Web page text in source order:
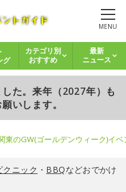
MENU
グ
カテゴリ別
おすすめ
最新
ニュース
た。来年（2027年）も
いします。
東のGW(ゴールデンウィーク)イ
クニック ・ BBQなどおでかけ